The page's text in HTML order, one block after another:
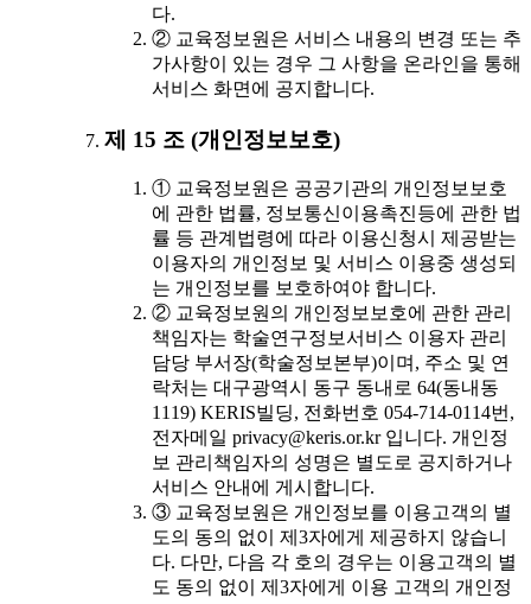
다.
② 교육정보원은 서비스 내용의 변경 또는 추
가사항이 있는 경우 그 사항을 온라인을 통해
서비스 화면에 공지합니다.
제 15 조 (개인정보보호)
① 교육정보원은 공공기관의 개인정보보호
에 관한 법률, 정보통신이용촉진등에 관한 법
률 등 관계법령에 따라 이용신청시 제공받는
이용자의 개인정보 및 서비스 이용중 생성되
는 개인정보를 보호하여야 합니다.
② 교육정보원의 개인정보보호에 관한 관리
책임자는 학술연구정보서비스 이용자 관리
담당 부서장(학술정보본부)이며, 주소 및 연
락처는 대구광역시 동구 동내로 64(동내동
1119) KERIS빌딩, 전화번호 054-714-0114번,
전자메일 privacy@keris.or.kr 입니다. 개인정
보 관리책임자의 성명은 별도로 공지하거나
서비스 안내에 게시합니다.
③ 교육정보원은 개인정보를 이용고객의 별
도의 동의 없이 제3자에게 제공하지 않습니
다. 다만, 다음 각 호의 경우는 이용고객의 별
도 동의 없이 제3자에게 이용 고객의 개인정